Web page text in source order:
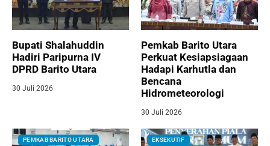
Bupati Shalahuddin
Hadiri Paripurna IV
DPRD Barito Utara
30 Juli 2026
Pemkab Barito Utara
Perkuat Kesiapsiagaan
Hadapi Karhutla dan
Bencana
Hidrometeorologi
30 Juli 2026
PEMKAB BARITO UTARA
EKSEKUTIF